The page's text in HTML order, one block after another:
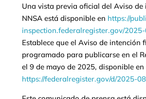
Una vista previa oficial del Aviso de
NNSA está disponible en https://
inspection.federalregister.gov/
Establece que el Aviso de intención
programado para publicarse en el
el 9 de mayo de 2025, disponible en
https://federalregister.gov/d/2025-